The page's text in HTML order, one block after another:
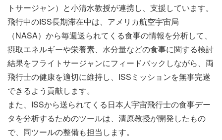
トサージャン）と小清水教授が連携し、支援しています。
飛行中のISS長期滞在中は、アメリカ航空宇宙局
（NASA）から毎週送られてくる食事の情報を分析して、
摂取エネルギーや栄養素、水分量などの食事に関する検討
結果をフライトサージャンにフィードバックしながら、両
飛行士の健康を適切に維持し、ISSミッションを無事完遂
できるよう貢献します。
また、ISSから送られてくる日本人宇宙飛行士の食事デー
タを分析するためのツールは、清原教授が開発したもの
で、同ツールの整備も担当します。